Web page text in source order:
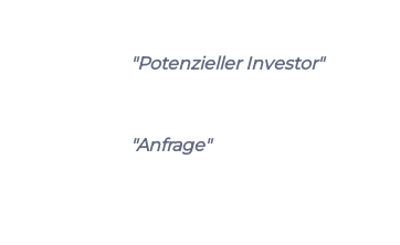
"Potenzieller Investor"
"Anfrage"